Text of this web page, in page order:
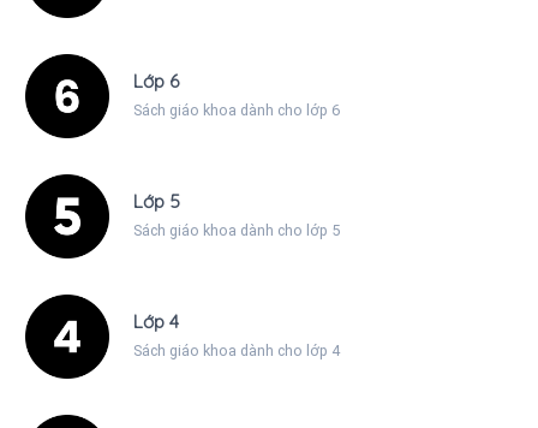
Lớp 6
Sách giáo khoa dành cho lớp 6
Lớp 5
Sách giáo khoa dành cho lớp 5
Lớp 4
Sách giáo khoa dành cho lớp 4